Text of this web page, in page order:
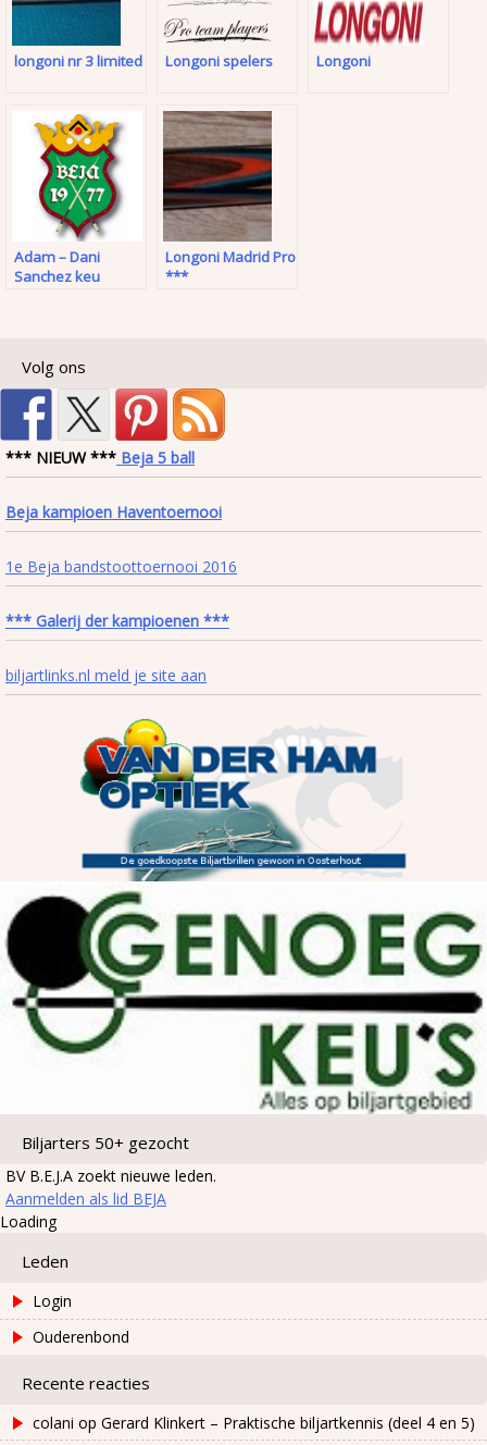
longoni nr 3 limited Longoni spelers Longoni
Adam – Dani
Sanchez keu
Longoni Madrid Pro
***
Volg ons
*** NIEUW *** Beja 5 ball
Beja kampioen Haventoernooi
1e Beja bandstoottoernooi 2016
*** Galerij der kampioenen ***
biljartlinks.nl meld je site aan
Biljarters 50+ gezocht
BV B.E.J.A zoekt nieuwe leden.
Aanmelden als lid BEJA
Loading
Leden
Login
Ouderenbond
Recente reacties
colani op Gerard Klinkert – Praktische biljartkennis (deel 4 en 5)